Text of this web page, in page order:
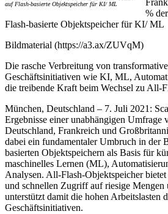
%
Flash-basierte Objektspeicher für KI/ ML
Bildmaterial (https://a3.ax/ZUVqM)
Die rasche Verbreitung von
Geschäftsinitiativen wie KI, ML,
die treibende Kraft beim Wechsel zu All-
München, Deutschland – 7. Juli 2021:
Ergebnisse einer unabhängigen Umfrage
Deutschland, Frankreich und
dabei ein fundamentaler Umbruch in der
basierten Objektspeichern als Basis für
maschinelles Lernen (ML),
Analysen. All-Flash-Objektspeicher bietet
und schnellen Zugriff auf riesige Mengen
unterstützt damit die hohen Arbeitslasten
Geschäftsinitiativen.